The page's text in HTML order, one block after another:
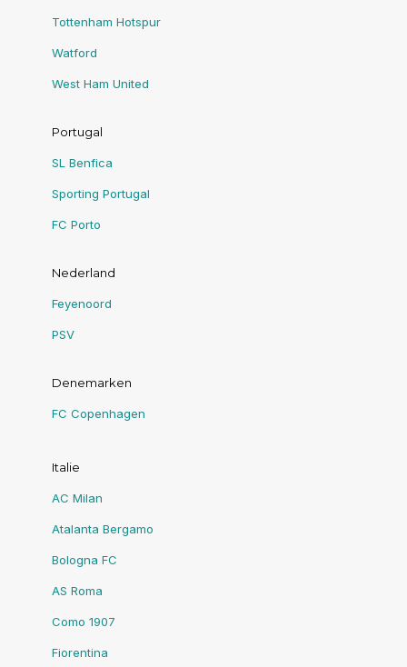
Tottenham Hotspur
Watford
West Ham United
Portugal
SL Benfica
Sporting Portugal
FC Porto
Nederland
Feyenoord
PSV
Denemarken
FC Copenhagen
Italie
AC Milan
Atalanta Bergamo
Bologna FC
AS Roma
Como 1907
Fiorentina